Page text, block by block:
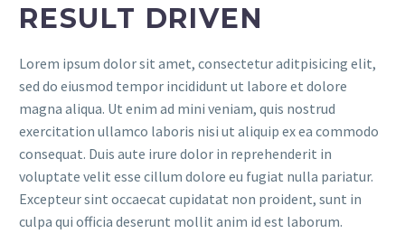
RESULT DRIVEN
Lorem ipsum dolor sit amet, consectetur aditpisicing elit,
sed do eiusmod tempor incididunt ut labore et dolore
magna aliqua. Ut enim ad mini veniam, quis nostrud
exercitation ullamco laboris nisi ut aliquip ex ea commodo
consequat. Duis aute irure dolor in reprehenderit in
voluptate velit esse cillum dolore eu fugiat nulla pariatur.
Excepteur sint occaecat cupidatat non proident, sunt in
culpa qui officia deserunt mollit anim id est laborum.